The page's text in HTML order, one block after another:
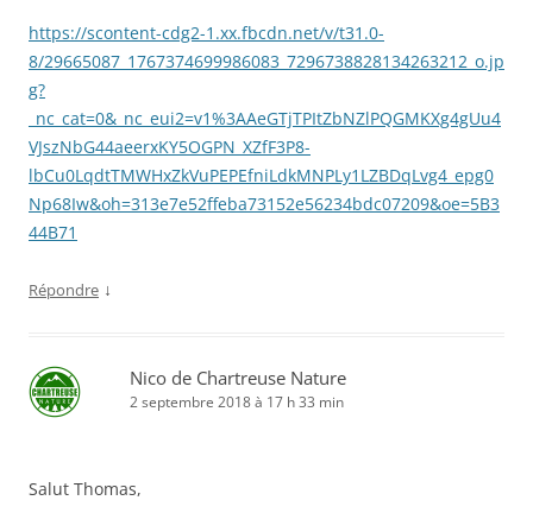
https://scontent-cdg2-1.xx.fbcdn.net/v/t31.0-
8/29665087_1767374699986083_7296738828134263212_o.jp
g?
_nc_cat=0&_nc_eui2=v1%3AAeGTjTPItZbNZlPQGMKXg4gUu4
VJszNbG44aeerxKY5OGPN_XZfF3P8-
lbCu0LqdtTMWHxZkVuPEPEfniLdkMNPLy1LZBDqLvg4_epg0
Np68Iw&oh=313e7e52ffeba73152e56234bdc07209&oe=5B3
44B71
Répondre ↓
Nico de Chartreuse Nature
2 septembre 2018 à 17 h 33 min
Salut Thomas,